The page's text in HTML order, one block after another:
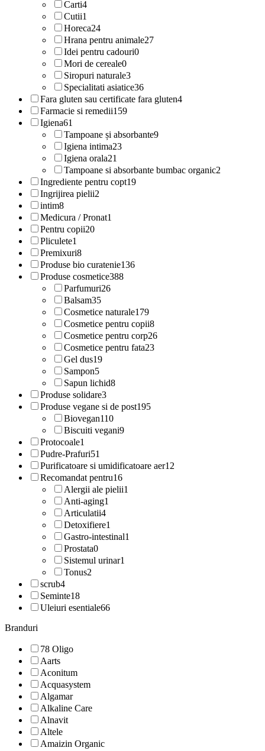
Carti4
Cutii1
Horeca24
Hrana pentru animale27
Idei pentru cadouri0
Mori de cereale0
Siropuri naturale3
Specialitati asiatice36
Fara gluten sau certificate fara gluten4
Farmacie si remedii159
Igiena61
Tampoane și absorbante9
Igiena intima23
Igiena orala21
Tampoane si absorbante bumbac organic2
Ingrediente pentru copt19
Ingrijirea pielii2
intim8
Medicura / Pronat1
Pentru copii20
Pliculete1
Premixuri8
Produse bio curatenie136
Produse cosmetice388
Parfumuri26
Balsam35
Cosmetice naturale179
Cosmetice pentru copii8
Cosmetice pentru corp26
Cosmetice pentru fata23
Gel dus19
Sampon5
Sapun lichid8
Produse solidare3
Produse vegane si de post195
Biovegan110
Biscuiti vegani9
Protocoale1
Pudre-Prafuri51
Purificatoare si umidificatoare aer12
Recomandat pentru16
Alergii ale pielii1
Anti-aging1
Articulatii4
Detoxifiere1
Gastro-intestinal1
Prostata0
Sistemul urinar1
Tonus2
scrub4
Seminte18
Uleiuri esentiale66
Branduri
78 Oligo
Aarts
Aconitum
Acquasystem
Algamar
Alkaline Care
Alnavit
Altele
Amaizin Organic